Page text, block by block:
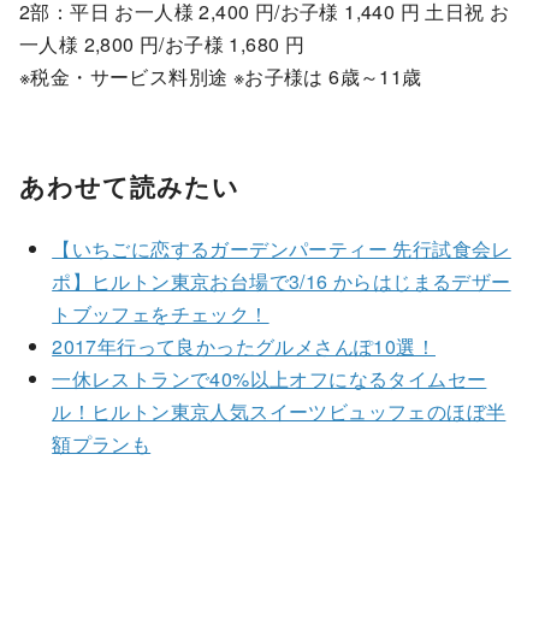
2部：平日 お一人様 2,400 円/お子様 1,440 円 土日祝 お
一人様 2,800 円/お子様 1,680 円
※税金・サービス料別途 ※お子様は 6歳～11歳
あわせて読みたい
【いちごに恋するガーデンパーティー 先行試食会レ
ポ】ヒルトン東京お台場で3/16 からはじまるデザー
トブッフェをチェック！
2017年行って良かったグルメさんぽ10選！
一休レストランで40%以上オフになるタイムセー
ル！ヒルトン東京人気スイーツビュッフェのほぼ半
額プランも